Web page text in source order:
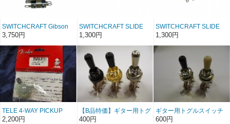
SWITCHCRAFT Gibson
【ギター用トグルスイッ
PUセレクタースタイルス
イッチ
3,750円
SWITCHCRAFT SLIDE
SWITCH DPDT 2-Position
1,300円
SWITCHCRAFT SLIDE
SWITCH DPTT 3-Position
1,300円
TELE 4-WAY PICKUP
SELECTOR SWITCH
2,200円
【B品特価】ギター用トグ
ルスイッチ GUITAR
400円
ギター用トグルスイッチ
GUITAR TOGGLE
600円